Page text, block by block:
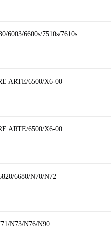
6003/6600s/7510s/7610s
ARTE/6500/X6-00
ARTE/6500/X6-00
6680/N70/N72
N73/N76/N90